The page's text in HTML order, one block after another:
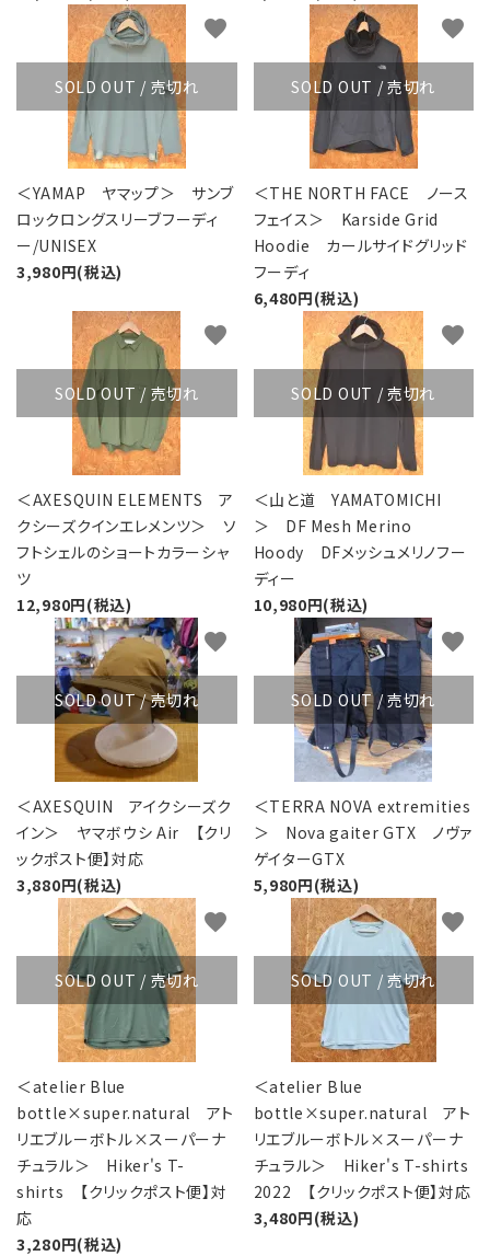
SOLD OUT / 売切れ
＜YAMAP ヤマップ＞ サンブ
ロックロングスリーブフーディ
ー/UNISEX
3,980円(税込)
favorite
SOLD OUT / 売切れ
＜THE NORTH FACE ノース
フェイス＞ Karside Grid
Hoodie カールサイドグリッド
フーディ
6,480円(税込)
favorite
SOLD OUT / 売切れ
＜AXESQUIN ELEMENTS ア
クシーズクインエレメンツ＞ ソ
フトシェルのショートカラーシャ
ツ
12,980円(税込)
favorite
SOLD OUT / 売切れ
＜山と道 YAMATOMICHI
＞ DF Mesh Merino
Hoody DFメッシュメリノフー
ディー
10,980円(税込)
favorite
SOLD OUT / 売切れ
＜AXESQUIN アイクシーズク
イン＞ ヤマボウシ Air 【クリ
ックポスト便】対応
3,880円(税込)
favorite
SOLD OUT / 売切れ
＜TERRA NOVA extremities
＞ Nova gaiter GTX ノヴァ
ゲイターGTX
5,980円(税込)
favorite
SOLD OUT / 売切れ
＜atelier Blue
bottle×super.natural アト
リエブルーボトル×スーパーナ
チュラル＞ Hiker's T-
shirts 【クリックポスト便】対
応
3,280円(税込)
favorite
SOLD OUT / 売切れ
＜atelier Blue
bottle×super.natural アト
リエブルーボトル×スーパーナ
チュラル＞ Hiker's T-shirts
2022 【クリックポスト便】対応
3,480円(税込)
favorite